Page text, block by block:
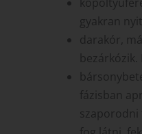
gyakran
darakór,
fázisban
szaporodni